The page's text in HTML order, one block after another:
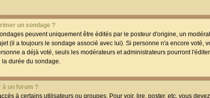
un sondage ?
peuvent uniquement être édités par le posteur d'origine, un
(il a toujours le sondage associé avec lui). Si personne n'a encore
a déjà voté, seuls les modérateurs et administrateurs pourront
durée du sondage.
à un forum ?
à certains utilisateurs ou groupes. Pour voir, lire, poster, etc. vous